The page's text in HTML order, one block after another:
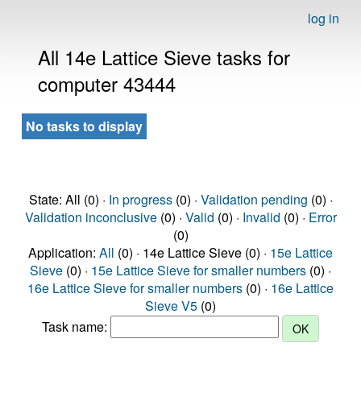
log in
All 14e Lattice Sieve tasks for
computer 43444
No tasks to display
State: All (0) · In progress(0) · Validation pending (0) ·
Validation inconclusive(0) · Valid (0) · Invalid (0) · Error
(0)
Application: All (0) · 14e Lattice Sieve (0) · 15e Lattice
Sieve (0) · 15e Lattice Sieve for smaller numbers (0) ·
16e Lattice Sieve for smaller numbers (0) · 16e Lattice
Sieve V5 (0)
Task name: